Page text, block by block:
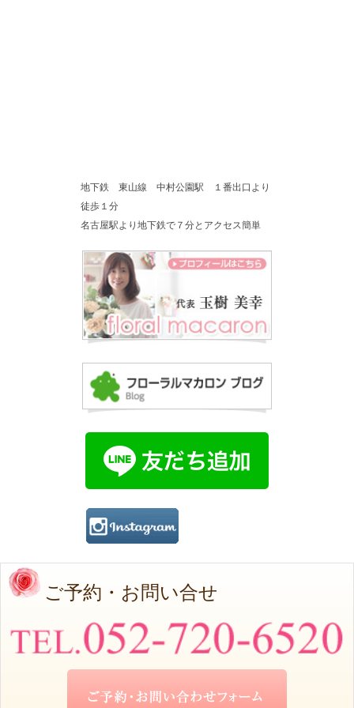
地下鉄 東山線 中村公園駅 １番出口より
徒歩１分
名古屋駅より地下鉄で７分とアクセス簡単
ご予約・お問い合せ